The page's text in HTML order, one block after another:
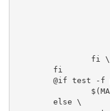
                fi \
        fi
@if test -f
        else \